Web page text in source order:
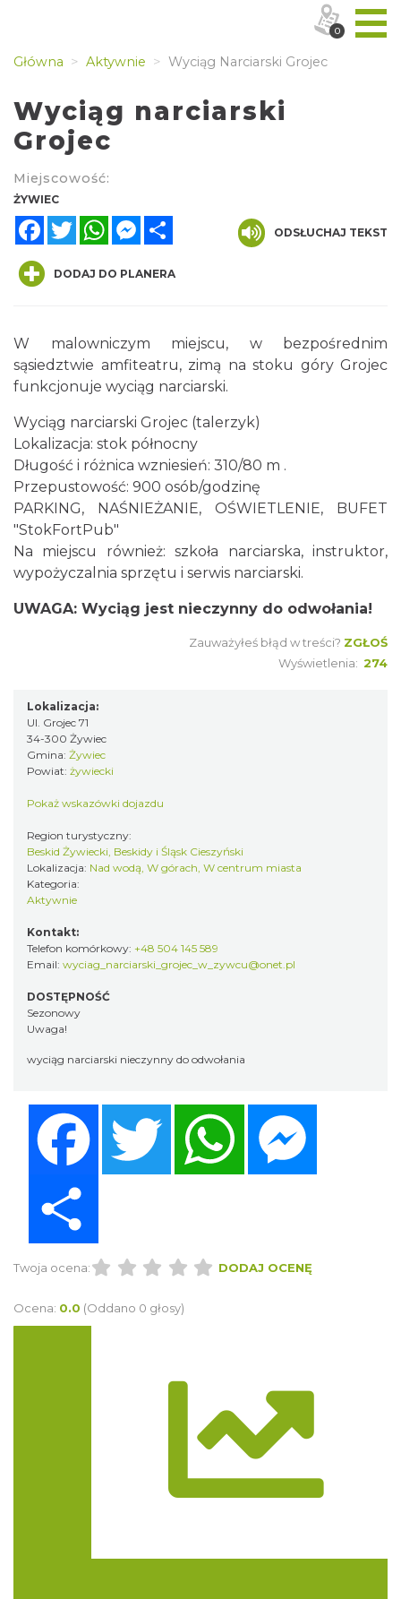
Główna Aktywnie Wyciąg Narciarski Grojec
Wyciąg narciarski
Grojec
Miejscowość:
ŻYWIEC
FacebookTwitterWhatsAppMessenger
ODSŁUCHAJ TEKST
DODAJ DO PLANERA
W malowniczym miejscu, w bezpośrednim
sąsiedztwie amfiteatru, zimą na stoku góry Grojec
funkcjonuje wyciąg narciarski.
Wyciąg narciarski Grojec (talerzyk)
Lokalizacja: stok północny
Długość i różnica wzniesień: 310/80 m .
Przepustowość: 900 osób/godzinę
PARKING, NAŚNIEŻANIE, OŚWIETLENIE, BUFET
"StokFortPub"
Na miejscu również: szkoła narciarska, instruktor,
wypożyczalnia sprzętu i serwis narciarski.
UWAGA: Wyciąg jest nieczynny do odwołania!
Zauważyłeś błąd w treści? ZGŁOŚ
Wyświetlenia: 274
Lokalizacja:
Ul. Grojec 71
34-300 Żywiec
Gmina: Żywiec
Powiat: żywiecki
Pokaż wskazówki dojazdu
Region turystyczny:
Beskid Żywiecki, Beskidy i Śląsk Cieszyński
Lokalizacja: Nad wodą, W górach, W centrum miasta
Kategoria:
Aktywnie
Kontakt:
Telefon komórkowy: +48 504 145 589
Email: wyciag_narciarski_grojec_w_zywcu@onet.pl
DOSTĘPNOŚĆ
Sezonowy
Uwaga!
wyciąg narciarski nieczynny do odwołania
Twitter WhatsApp
Twoja ocena: DODAJ OCENĘ
Ocena: 0.0 (Oddano 0 głosy)
Trasa
0